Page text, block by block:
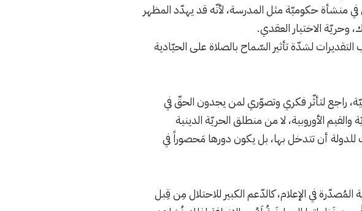
في منشأة حكوميّة مثل المدرسة، لأنّه قد يهدّد المظهر
وحريّة الاختيار العقدي.
لشدّة تأثير السّماح بالصلاة على الحيّادية
راجع لتأثّر فكري وتصوّري لمن يجدون الحقّ في
الأوروبية، لا من منطلق الحريّة الدينية
للدولة أن تتدخل بها، بل يكون دورها مَحصوراً في
في الإعلام، كالدّعم الكبير للاحتلال مِن قِبل